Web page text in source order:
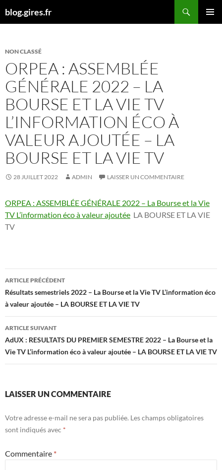
aublog.gires.fr
NON CLASSÉ
ORPEA : ASSEMBLÉE
GÉNÉRALE 2022 – LA
BOURSE ET LA VIE TV
L’INFORMATION ÉCO À
VALEUR AJOUTÉE – LA
BOURSE ET LA VIE TV
28 JUILLET 2022 ADMIN LAISSER UN COMMENTAIRE
ORPEA : ASSEMBLÉE GÉNÉRALE 2022 – La Bourse et la Vie
TV L’information éco à valeur ajoutée LA BOURSE ET LA VIE
TV
Navigation
des
articles
ARTICLE PRÉCÉDENT
Résultats semestriels 2022 – La Bourse et la Vie TV L’information éco
à valeur ajoutée – LA BOURSE ET LA VIE TV
ARTICLE SUIVANT
AdUX : RESULTATS DU PREMIER SEMESTRE 2022 – La Bourse et la
Vie TV L’information éco à valeur ajoutée – LA BOURSE ET LA VIE TV
LAISSER UN COMMENTAIRE
Votre adresse e-mail ne sera pas publiée. Les champs obligatoires
sont indiqués avec *
Commentaire *